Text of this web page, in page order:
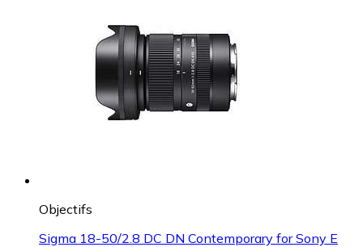
Objectifs
Sigma 18-50/2.8 DC DN Contemporary for Sony E